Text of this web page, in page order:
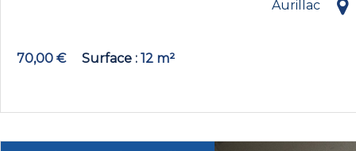
Aurillac
70,00 € Surface 12 m²